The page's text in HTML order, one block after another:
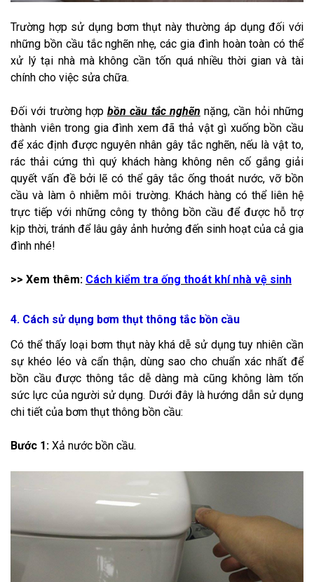
Trường hợp sử dụng bơm thụt này thường áp dụng đối với
những bồn cầu tắc nghẽn nhẹ, các gia đình hoàn toàn có thể
xử lý tại nhà mà không cần tốn quá nhiều thời gian và tài
chính cho việc sửa chữa.
Đối với trường hợpbồn cầu tắc nghẽn nặng, cần hỏi những
thành viên trong gia đình xem đã thả vật gì xuống bồn cầu
để xác định được nguyên nhân gây tắc nghẽn, nếu là vật to,
rác thải cứng thì quý khách hàng không nên cố gắng giải
quyết vấn đề bởi lẽ có thể gây tắc ống thoát nước, vỡ bồn
cầu và làm ô nhiễm môi trường. Khách hàng có thể liên hệ
trực tiếp với những công ty thông bồn cầu để được hỗ trợ
kịp thời, tránh để lâu gây ảnh hưởng đến sinh hoạt của cả gia
đình nhé!
>> Xem thêm: Cách kiểm tra ống thoát khí nhà vệ sinh
4. Cách sử dụng bơm thụt thông tắc bồn cầu
Có thể thấy loại bơm thụt này khá dễ sử dụng tuy nhiên cần
sự khéo léo và cẩn thận, dùng sao cho chuẩn xác nhất để
bồn cầu được thông tắc dễ dàng mà cũng không làm tốn
sức lực của người sử dụng. Dưới đây là hướng dẫn sử dụng
chi tiết của bơm thụt thông bồn cầu:
Bước 1: Xả nước bồn cầu.